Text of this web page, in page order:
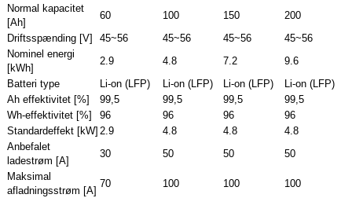
Normal kapacitet
[Ah]
60 100 150
200
Driftsspænding [V]
45~56 45~56 45~56
45~56
Nominel energi
[kWh]
2.9 4.8 7.2
9.6
Batteri type
Li-on (LFP) Li-on (LFP) Li-on (LFP)
Li-on (LFP)
Ah effektivitet [%]
99,5 99,5 99,5
99,5
Wh-effektivitet [%]
96 96 96
96
Standardeffekt [kW] 2.9 4.8 4.8
4.8
Anbefalet
ladestrøm [A]
30 50 50
50
Maksimal
afladningsstrøm [A]
70 100 100
100